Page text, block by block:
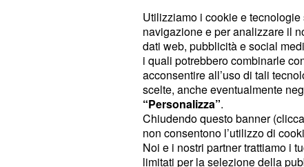
Chiara, invece, ha deciso di
Utilizziamo i cookie e
navigazione e per analizzare il
dati web, pubblicità e social
i quali potrebbero combinarle
acconsentire all’uso di tali
scelte, anche eventualmente
“Personalizza”.
Chiudendo questo banner
non consentono l’utilizzo di
Noi e i nostri partner trattiamo i
limitati per la selezione della